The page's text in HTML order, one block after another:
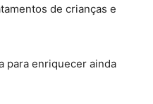
de crianças e
para enriquecer ainda